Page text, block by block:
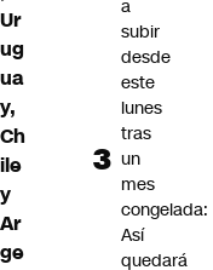
Ur
ug
ua
y,
Ch
ile
y
Ar
ge
a
subir
desde
este
lunes
tras
un
mes
congelada:
Así
quedará